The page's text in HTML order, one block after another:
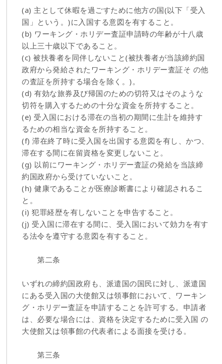
(a) 主として休暇を過ごすために他方の国(以下「受入
国」という。)に入国する意図を有すること。
(b) ワーキング・ホリデー査証申請時の年齢が十八歳
以上三十歳以下であること。
(c) 被扶養者を同伴しないこと(被扶養者が当該締約国
政府から発給されたワーキング・ホリデー査証そ の他
の査証を所持する場合を除く。)。
(d) 有効な旅券及び帰国のための切符又はそのような
切符を購入するための十分な資金を所持すること。
(e) 受入国における滞在の当初の期間に生計を維持す
るための相当な資金を所持すること。
(f) 滞在終了時に受入国を出国する意図を有し、かつ、
滞在する間に在留資格を変更しないこと。
(g) 以前にワーキング・ホリデー査証の発給を当該締
約国政府から受けていないこと。
(h) 健康であることが医療診断書により確認されるこ
と。
(i) 犯罪経歴を有しないことを申告すること。
(j) 受入国に滞在する間に、受入国において効力を有す
る法令を遵守する意図を有すること。
第二条
いずれの締約国政府も、派遣国の国民に対し、派遣国
にある受入国の大使館又は領事館において、ワーキン
グ・ホリデー査証を申請することを許可する。申請者
は、必要な場合には、資格を決定するために受入国 の
大使館又は領事館の代表者による面接を受ける。
第三条